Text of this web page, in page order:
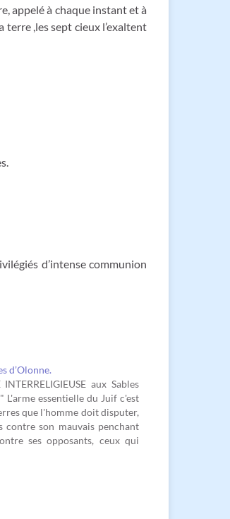
appelé à chaque instant et à
terre ,les sept cieux l’exaltent
d’intense communion
d’Olonne.
aux Sables
L'arme essentielle du Juif c'est
que l'homme doit disputer,
contre son mauvais penchant
ses opposants, ceux qui
sur son…